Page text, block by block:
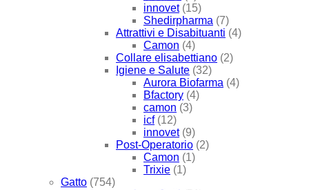
innovet (15)
Shedirpharma (7)
Attrattivi e Disabituanti (4)
Camon (4)
Collare elisabettiano (2)
Igiene e Salute (32)
Aurora Biofarma (4)
Bfactory (4)
camon (3)
icf (12)
innovet (9)
Post-Operatorio (2)
Camon (1)
Trixie (1)
Gatto (754)